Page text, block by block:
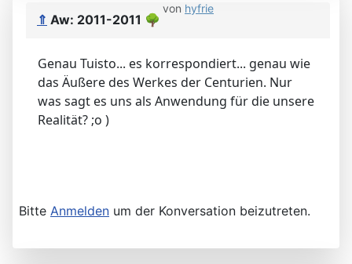
von hyfrie
⇑ Aw: 2011-2011 🌳
Genau Tuisto... es korrespondiert... genau wie
das Äußere des Werkes der Centurien. Nur
was sagt es uns als Anwendung für die unsere
Realität? ;o )
Bitte Anmelden um der Konversation beizutreten.